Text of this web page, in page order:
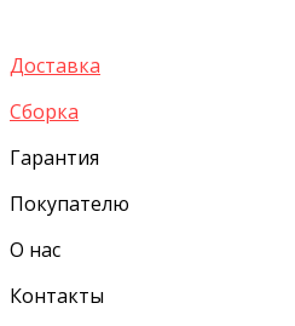
Доставка
Сборка
Гарантия
Покупателю
О нас
Контакты